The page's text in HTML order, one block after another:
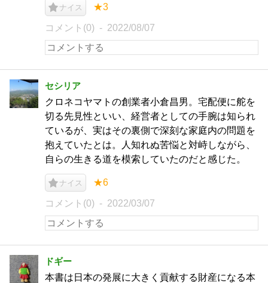
ナイス ★3
コメント(0) 2022/08/07
セシリア
クロネコヤマトの創業者小倉昌男。宅配便に舵を
切る先見性といい、経営者としての手腕は知られ
ているが、実はその裏側で深刻な家庭内の問題を
抱えていたとは。人知れぬ苦悩と対峙しながら、
自らの生きる道を模索していたのだと感じた。
ナイス ★6
コメント(0) 2022/03/07
ドギー
本書は日本の発展に大きく貢献する財産になる本